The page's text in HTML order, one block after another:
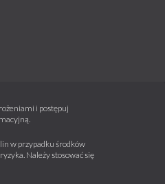
i postępuj
w przypadku środków
Należy stosować się